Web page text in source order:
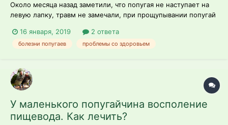
Около месяца назад заметили, что попугая не наступает на
левую лапку, травм не замечали, при прощупывании попугай
полёта, крылья с трудом возвращает в исходное положение.
Помёт, вроде бы, нормального цвета. Кстати, еще клювик
16 января, 2019 2 ответа
болезни попугаев проблемы со здоровьем
У маленького попугайчина восполение
пищевода. Как лечить?